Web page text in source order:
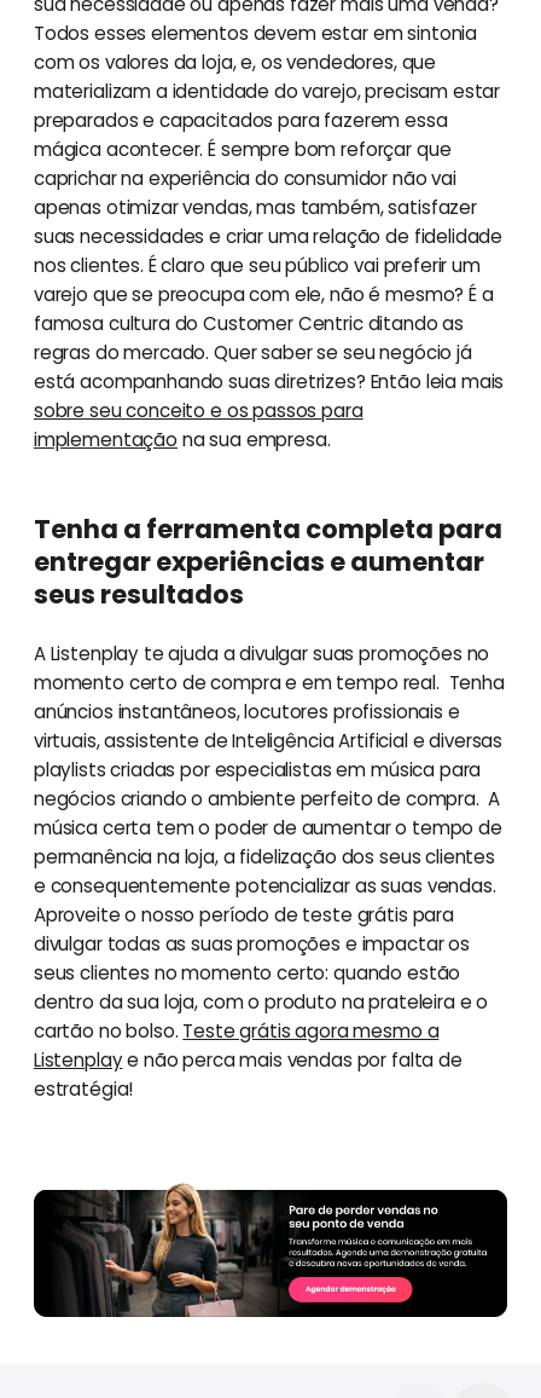
Todos esses elementos devem estar em sintonia
com os valores da loja, e, os vendedores, que
materializam a identidade do varejo, precisam estar
preparados e capacitados para fazerem essa
mágica acontecer. É sempre bom reforçar que
caprichar na experiência do consumidor não vai
apenas otimizar vendas, mas também, satisfazer
suas necessidades e criar uma relação de fidelidade
nos clientes. É claro que seu público vai preferir um
varejo que se preocupa com ele, não é mesmo? É a
famosa cultura do Customer Centric ditando as
regras do mercado. Quer saber se seu negócio já
está acompanhando suas diretrizes? Então leia mais
sobre seu conceito e os passos para
implementação na sua empresa.
Tenha a ferramenta completa para
entregar experiências e aumentar
seus resultados
A Listenplay te ajuda a divulgar suas promoções no
momento certo de compra e em tempo real. Tenha
anúncios instantâneos, locutores profissionais e
virtuais, assistente de Inteligência Artificial e diversas
playlists criadas por especialistas em música para
negócios criando o ambiente perfeito de compra. A
música certa tem o poder de aumentar o tempo de
permanência na loja, a fidelização dos seus clientes
e consequentemente potencializar as suas vendas.
Aproveite o nosso período de teste grátis para
divulgar todas as suas promoções e impactar os
seus clientes no momento certo: quando estão
dentro da sua loja, com o produto na prateleira e o
cartão no bolso. Teste grátis agora mesmo a
Listenplaye não perca mais vendas por falta de
estratégia!